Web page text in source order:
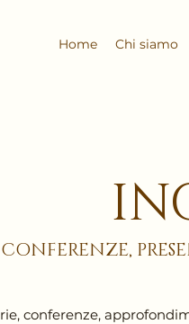
Home Chi siamo
CONFERENZE,
conferenze,